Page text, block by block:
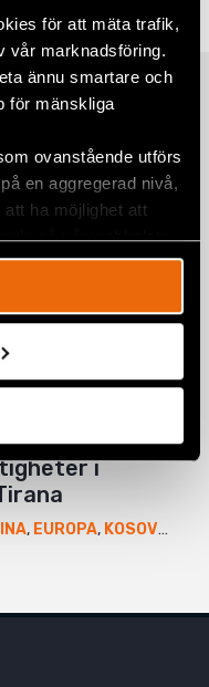
för att mäta trafik,
vår marknadsföring.
ännu smartare och
för mänskliga
ovanstående utförs
en aggregerad nivå,
ha möjlighet att
på vår webbplats.
Hercegovina
2026
i
, EUROPA, KOSOVO